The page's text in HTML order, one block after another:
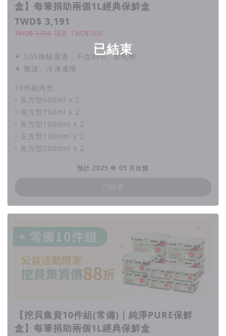
已結束
盒】每筆捐助兩個1L經典保鮮盒
TWD$ 3,191
TWD$ 3,754 現省 TWD$ 563
✦ SGS檢驗通過，不含BPA、塑化劑
✦ 微波、冷凍適用
10件組內含：
• 長方型600ml x 2
• 長方型750ml x 2
• 長方型1000ml x 2
• 正方型1300ml x 2
• 長方型2300ml x 2
預計 2025 年 05 月出貨
【挖貝集資10件組(常備)｜純淨PURE保鮮
盒】每筆捐助兩個1L經典保鮮盒